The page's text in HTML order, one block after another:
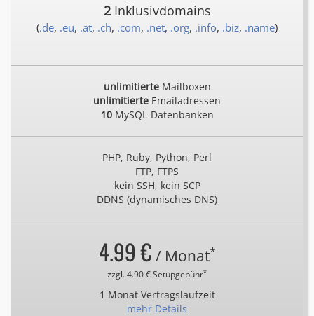
2Inklusivdomains
(.de, .eu, .at, .ch, .com, .net, .org, .info, .biz, .name)
unlimitierteMailboxen
unlimitierte Emailadressen
10MySQL-Datenbanken
PHP, Ruby, Python, Perl
FTP, FTPS
kein SSH, kein SCP
DDNS (dynamisches DNS)
4.99 € / Monat*
zzgl. 4.90 € Setupgebühr*
1 Monat Vertragslaufzeit
mehr Details